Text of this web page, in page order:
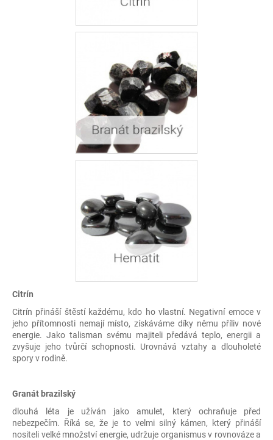
Citrín
Citrín přináší štěstí každému, kdo ho vlastní. Negativní emoce v
jeho přítomnosti nemají místo, získáváme díky němu příliv nové
energie. Jako talisman svému majiteli předává teplo, energii a
zvyšuje jeho tvůrčí schopnosti. Urovnává vztahy a dlouholeté
spory v rodině.
Granát brazilský
dlouhá léta je užíván jako amulet, který ochraňuje před
nebezpečím. Říká se, že je to velmi silný kámen, který přináší
nositeli velké množství energie, udržuje organismus v rovnováze a